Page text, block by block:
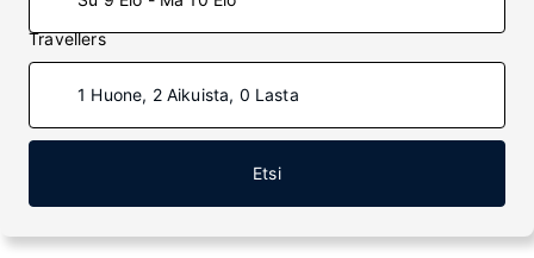
Travellers
1 Huone, 2 Aikuista, 0 Lasta
Etsi